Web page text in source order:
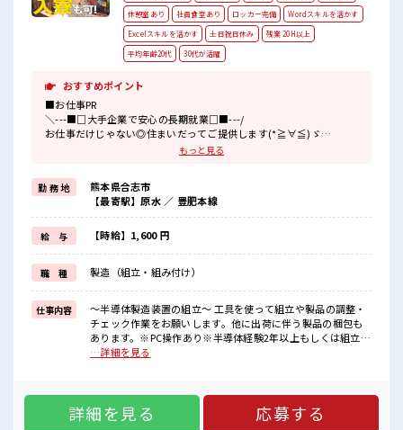
休憩室あり
社員食堂あり ロッカー完備
Wordスキルを活かす
Excelスキルを活かす
土日祝日休み
残業 20H以上
平均年齢20代
30代が活躍
おすすめポイント
■お仕事PR
＼---■□大手企業で安心の長期就業□■---/
お仕事だけじゃない◎住まいだってご提供します(*≧∀≦)ゞ
寮費手当があるので毎月安心！
(1)1年間で寮費手当最大60万円相当
(2)ワンルーム寮完備
(3)TV/冷蔵庫/洗濯機/エアコンなどは備え付け
(4)駐車場完備なのでマイカー持ち込みOK
ほかにも...
赴任時は現地までの移動交通費も規定支給！
就業先にはチケット制の社員食堂が利用可♪
【無期雇用派遣】
◎当社と期間制限のない雇用契約を結んだ上で、
派遣先で働けます◎
■最短即日入社決定！
条件があえば応募のその日に入社決定もできる！
※就業先による/規定有
■職場の雰囲気
もっと見る
勤 務 地
熊本県合志市
【最寄駅】原水 ／ 豊肥本線
給 与 【時給】1,600 円
職 種 製造（組立・組み付け）
仕事内容
～半導体製造装置の組立～ 工具を使って組立や製品の調整・
チェック作業をお願いします。他に出荷に伴う製品の梱包も
あります。※PC操作あり※半導体経験2年以上もしくは組立経
験1年以上ある方 ※寮アリのお仕事！一人暮らしスタートにも
(*≧∀≦)ゞ 寮費手当があるので毎月安心！ (1)1年間で寮費手
当最大60万円相当 (2)ワンルーム寮完備 (3)TV/冷蔵庫/洗濯機/
エアコンなどは備え付け (4)駐車場完備なのでマイカー持ち込
…詳細を見る
詳細を見る 応募する